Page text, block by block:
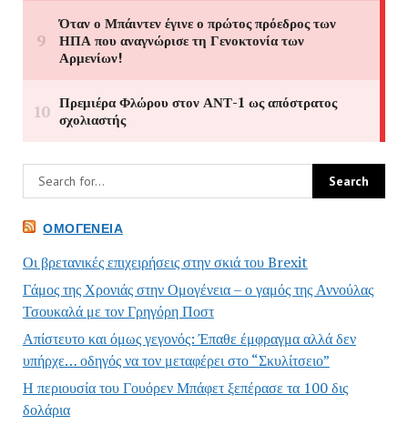
ΟΜΟΓΈΝΕΙΑ
Οι βρετανικές επιχειρήσεις στην σκιά του Brexit
Γάμος της Χρονιάς στην Ομογένεια – ο γαμός της Αννούλας
Τσουκαλά με τον Γρηγόρη Ποστ
Απίστευτο και όμως γεγονός: Έπαθε έμφραγμα αλλά δεν
υπήρχε… οδηγός να τον μεταφέρει στο “Σκυλίτσειο”
Η περιουσία του Γουόρεν Μπάφετ ξεπέρασε τα 100 δις
δολάρια